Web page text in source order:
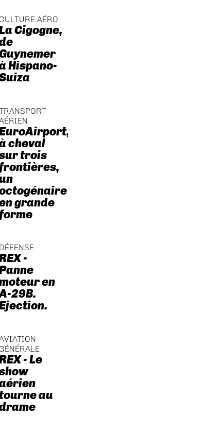
CULTURE AÉRO
Cigogne,
Hispano-
cheval
trois
grande
DÉFENSE
-
en
29B.
GÉNÉRALE
- Le
au